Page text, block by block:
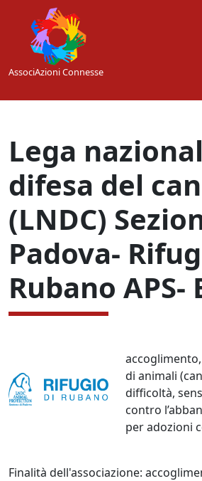
Skip to main content
AssociAzioni Connesse
Lega
difesa del
(LNDC)
Padova-
Rubano APS-
di animali
difficoltà,
contro
per adozioni
Finalità dell'associazione: